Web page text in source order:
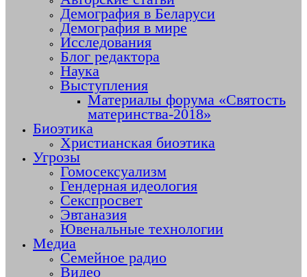
Демография в Беларуси
Демография в мире
Исследования
Блог редактора
Наука
Выступления
Материалы форума «Святость
материнства-2018»
Биоэтика
Христианская биоэтика
Угрозы
Гомосексуализм
Гендерная идеология
Секспросвет
Эвтаназия
Ювенальные технологии
Медиа
Семейное радио
Видео